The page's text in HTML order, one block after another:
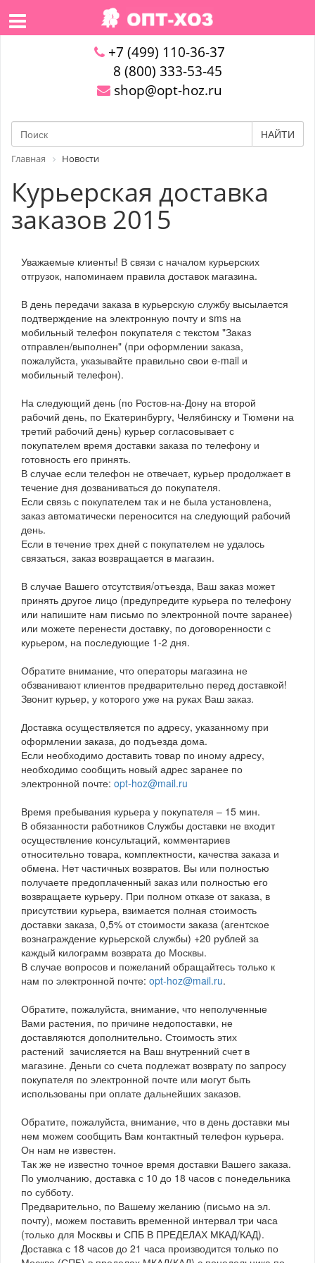
+7 (499) 110-36-37
8 (800) 333-53-45
shop@opt-hoz.ru
НАЙТИ
Главная Новости
Курьерская доставка
заказов 2015
Уважаемые клиенты! В связи с началом курьерских
отгрузок, напоминаем правила доставок магазина.
В день передачи заказа в курьерскую службу высылается
подтверждение на электронную почту и sms на
мобильный телефон покупателя с текстом "Заказ
отправлен/выполнен" (при оформлении заказа,
пожалуйста, указывайте правильно свои e-mail и
мобильный телефон).
На следующий день (по Ростов-на-Дону на второй
рабочий день, по Екатеринбургу, Челябинску и Тюмени на
третий рабочий день) курьер согласовывает с
покупателем время доставки заказа по телефону и
готовность его принять.
В случае если телефон не отвечает, курьер продолжает в
течение дня дозваниваться до покупателя.
Если связь с покупателем так и не была установлена,
заказ автоматически переносится на следующий рабочий
день.
Если в течение трех дней с покупателем не удалось
связаться, заказ возвращается в магазин.
В случае Вашего отсутствия/отъезда, Ваш заказ может
принять другое лицо (предупредите курьера по телефону
или напишите нам письмо по электронной почте заранее)
или можете перенести доставку, по договоренности с
курьером, на последующие 1-2 дня.
Обратите внимание, что операторы магазина не
обзванивают клиентов предварительно перед доставкой!
Звонит курьер, у которого уже на руках Ваш заказ.
Доставка осуществляется по адресу, указанному при
оформлении заказа, до подъезда дома.
Если необходимо доставить товар по иному адресу,
необходимо сообщить новый адрес заранее по
электронной почте: opt-hoz@mail.ru
Время пребывания курьера у покупателя – 15 мин.
В обязанности работников Службы доставки не входит
осуществление консультаций, комментариев
относительно товара, комплектности, качества заказа и
обмена. Нет частичных возвратов. Вы или полностью
получаете предоплаченный заказ или полностью его
возвращаете курьеру. При полном отказе от заказа, в
присутствии курьера, взимается полная стоимость
доставки заказа, 0,5% от стоимости заказа (агентское
вознаграждение курьерской службы) +20 рублей за
каждый килограмм возврата до Москвы.
В случае вопросов и пожеланий обращайтесь только к
нам по электронной почте: opt-hoz@mail.ru.
Обратите, пожалуйста, внимание, что неполученные
Вами растения, по причине недопоставки, не
доставляются дополнительно. Стоимость этих
растений зачисляется на Ваш внутренний счет в
магазине. Деньги со счета подлежат возврату по запросу
покупателя по электронной почте или могут быть
использованы при оплате дальнейших заказов.
Обратите, пожалуйста, внимание, что в день доставки мы
нем можем сообщить Вам контактный телефон курьера.
Он нам не известен.
Так же не известно точное время доставки Вашего заказа.
По умолчанию, доставка с 10 до 18 часов с понедельника
по субботу.
Предварительно, по Вашему желанию (письмо на эл.
почту), можем поставить временной интервал три часа
(только для Москвы и СПБ В ПРЕДЕЛАХ МКАД/КАД).
Доставка с 18 часов до 21 часа производится только по